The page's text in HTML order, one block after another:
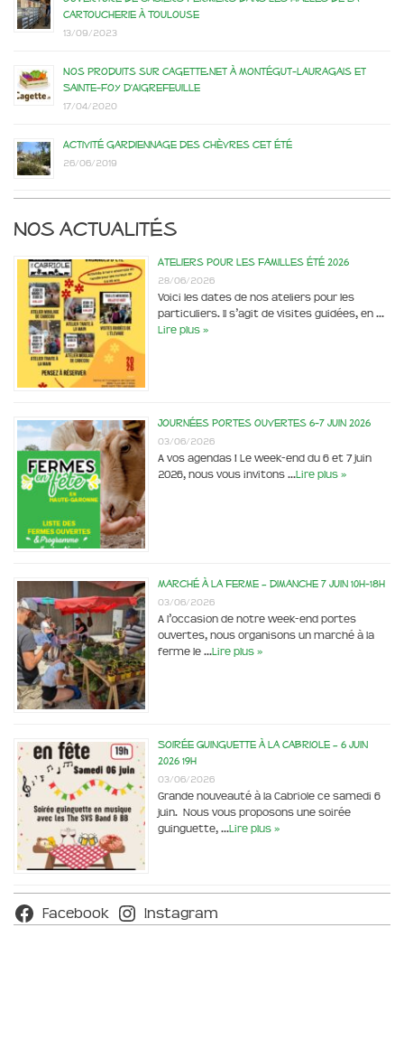
Cartoucherie à Toulouse
13/09/2023
Nos produits sur Cagette.net à Montégut-Lauragais et
Sainte-Foy d’Aigrefeuille
17/04/2020
Activité gardiennage des chèvres cet été
26/06/2019
Nos actualités
Ateliers pour les familles été 2026
28/06/2026
Voici les dates de nos ateliers pour les
particuliers. Il s’agit de visites guidées, en …
Lire plus »
Journées portes ouvertes 6-7 juin 2026
03/06/2026
A vos agendas ! Le week-end du 6 et 7 juin
2026, nous vous invitons …Lire plus »
Marché à la ferme – dimanche 7 juin 10h-18h
03/06/2026
A l’occasion de notre week-end portes
ouvertes, nous organisons un marché à la
ferme le …Lire plus »
Soirée Guinguette à la Cabriole – 6 juin
2026 19h
03/06/2026
Grande nouveauté à la Cabriole ce samedi 6
juin. Nous vous proposons une soirée
guinguette, …Lire plus »
Facebook Instagram